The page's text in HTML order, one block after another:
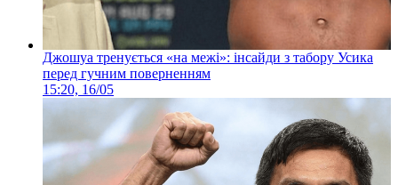
Джошуа тренується «на межі»: інсайди з табору Усика
перед гучним поверненням
15:20, 16/05